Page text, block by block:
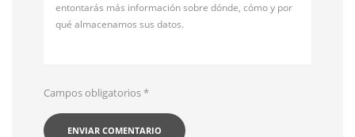
entontarás más información sobre dónde, cómo y por
qué almacenamos sus datos.
Campos obligatorios*